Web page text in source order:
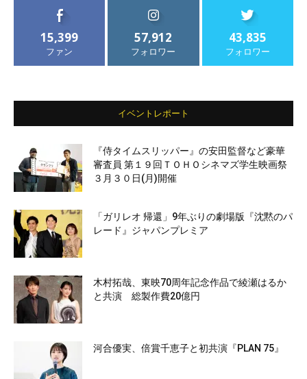
15,399
ファン
57,912
フォロワー
43,835
フォロワー
イベントレポート
『侍タイムスリッパー』の安田監督など豪華
審査員 第１９回ＴＯＨＯシネマズ学生映画祭
３月３０日(月)開催
「ガリレオ 帰還」9年ぶりの劇場版『沈黙のパ
レード』ジャパンプレミア
木村拓哉、東映70周年記念作品で綾瀬はるか
と共演 総製作費20億円
河合優実、倍賞千恵子と初共演『PLAN 75』